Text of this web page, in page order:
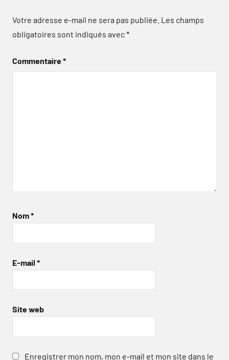
Votre adresse e-mail ne sera pas publiée. Les champs
obligatoires sont indiqués avec*
Commentaire*
Nom*
E-mail *
Site web
Enregistrer mon nom, mon e-mail et mon site dans le